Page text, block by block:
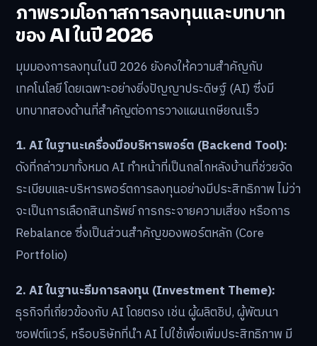
ภาพรวมโอกาสการลงทุนและบทบาท
ของ AI ในปี 2026
มุมมองการลงทุนในปี 2026 ยังคงให้ความสำคัญกับ
เทคโนโลยี โดยเฉพาะอย่างยิ่งปัญญาประดิษฐ์ (AI) ซึ่งมี
บทบาทสองด้านที่สำคัญต่อการวางแผนเกษียณเร็ว
1. AI ในฐานะเครื่องมือบริหารพอร์ต (Backend Tool):
ดังที่กล่าวมาทั้งหมด AI ทำหน้าที่เป็นกลไกหลังบ้านที่ช่วยจัด
ระเบียบและบริหารพอร์ตการลงทุนอย่างมีประสิทธิภาพ ไม่ว่า
จะเป็นการเลือกสินทรัพย์ การกระจายความเสี่ยง หรือการ
Rebalance ซึ่งเป็นส่วนสำคัญของพอร์ตหลัก (Core
Portfolio)
2. AI ในฐานะธีมการลงทุน (Investment Theme):
ธุรกิจที่เกี่ยวข้องกับ AI โดยตรง เช่น ผู้ผลิตชิป, ผู้พัฒนา
ซอฟต์แวร์, หรือบริษัทที่นำ AI ไปใช้เพื่อเพิ่มประสิทธิภาพ มี